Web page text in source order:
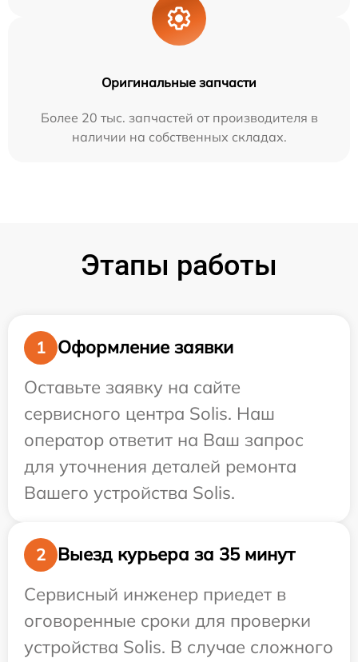
Оригинальные запчасти
Более 20 тыс. запчастей от производителя в
наличии на собственных складах.
Этапы работы
1
Оформление заявки
Оставьте заявку на сайте
сервисного центра Solis. Наш
оператор ответит на Ваш запрос
для уточнения деталей ремонта
Вашего устройства Solis.
2
Выезд курьера за 35 минут
Сервисный инженер приедет в
оговоренные сроки для проверки
устройства Solis. В случае сложного